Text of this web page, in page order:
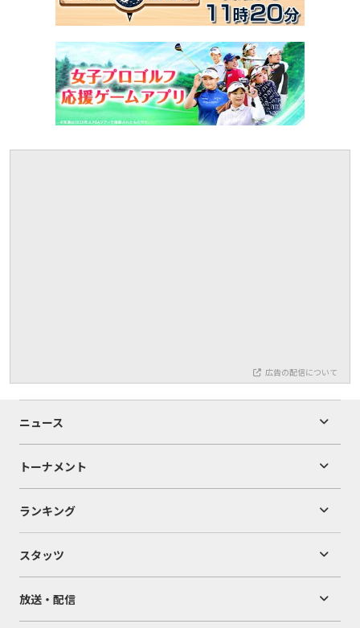
広告の配信について
ニュース
トーナメント
ランキング
スタッツ
放送・配信